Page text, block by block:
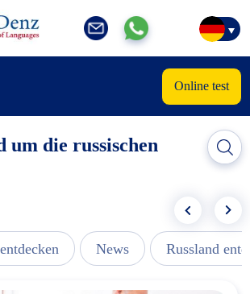
Online test
um die russischen
News Russland